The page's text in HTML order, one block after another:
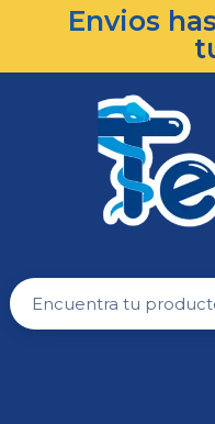
Envios